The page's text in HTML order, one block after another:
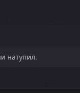
натупил.